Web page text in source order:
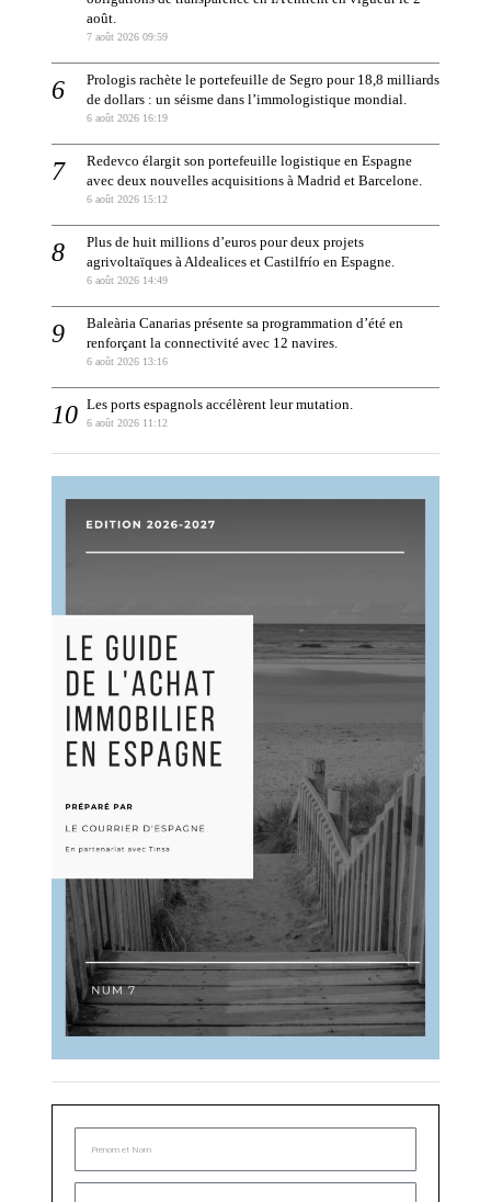
août.
7 août 2026 09:59
Prologis rachète le portefeuille de Segro pour 18,8 milliards
de dollars : un séisme dans l’immologistique mondial.
6 août 2026 16:19
Redevco élargit son portefeuille logistique en Espagne
avec deux nouvelles acquisitions à Madrid et Barcelone.
6 août 2026 15:12
Plus de huit millions d’euros pour deux projets
agrivoltaïques à Aldealices et Castilfrío en Espagne.
6 août 2026 14:49
Baleària Canarias présente sa programmation d’été en
renforçant la connectivité avec 12 navires.
6 août 2026 13:16
Les ports espagnols accélèrent leur mutation.
6 août 2026 11:12